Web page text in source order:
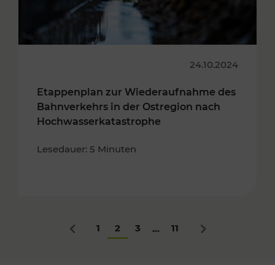
24.10.2024
Etappenplan zur Wiederaufnahme des
Bahnverkehrs in der Ostregion nach
Hochwasserkatastrophe
Lesedauer: 5 Minuten
Zurück
1 2 3 ... 11 Nächstes